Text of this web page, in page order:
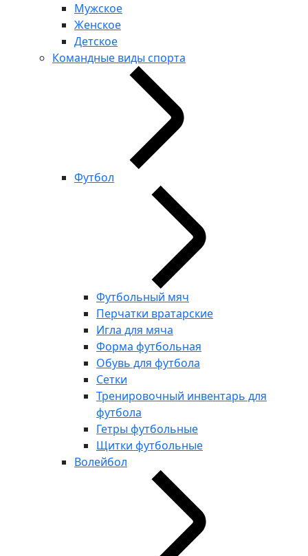
Мужское
Женское
Детское
Командные виды спорта
Футбол
Футбольный мяч
Перчатки вратарские
Игла для мяча
Форма футбольная
Обувь для футбола
Сетки
Тренировочный инвентарь для
футбола
Гетры футбольные
Щитки футбольные
Волейбол